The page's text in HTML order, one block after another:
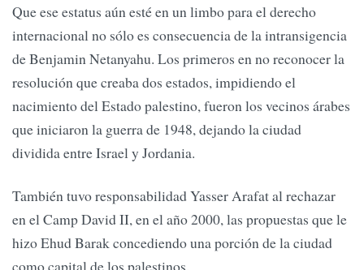
Que ese estatus aún esté en un limbo para el derecho
internacional no sólo es consecuencia de la intransigencia
de Benjamin Netanyahu. Los primeros en no reconocer la
resolución que creaba dos estados, impidiendo el
nacimiento del Estado palestino, fueron los vecinos árabes
que iniciaron la guerra de 1948, dejando la ciudad
dividida entre Israel y Jordania.
También tuvo responsabilidad Yasser Arafat al rechazar
en el Camp David II, en el año 2000, las propuestas que le
hizo Ehud Barak concediendo una porción de la ciudad